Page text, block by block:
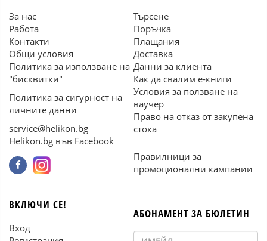
За нас
Работа
Контакти
Общи условия
Политика за използване на
"бисквитки"
Политика за сигурност на
личните данни
service@helikon.bg
Helikon.bg във Facebook
Търсене
Поръчка
Плащания
Доставка
Данни за клиента
Как да свалим е-книги
Условия за ползване на
ваучер
Право на отказ от закупена
стока
Правилници за
промоционални кампании
ВКЛЮЧИ СЕ!
Вход
АБОНАМЕНТ ЗА БЮЛЕТИН